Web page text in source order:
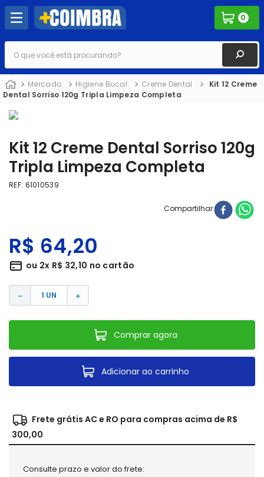
0
O que você está procurando?
Mercado Higiene Bucal Creme Dental
Kit 12 Creme
Dental Sorriso 120g Tripla Limpeza Completa
Kit 12 Creme Dental Sorriso 120g
Tripla Limpeza Completa
REF: 61010539
Compartilhar
R$ 64,20
ou 2x R$ 32,10 no cartão
＋
－
Comprar agora
Adicionar ao carrinho
Frete grátis AC e RO para compras acima de R$
300,00
Consulte prazo e valor do frete: